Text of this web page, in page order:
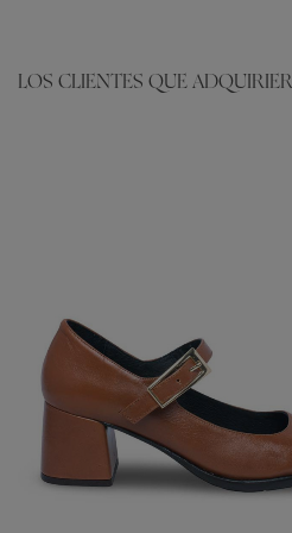
LOS CLIENTES QUE